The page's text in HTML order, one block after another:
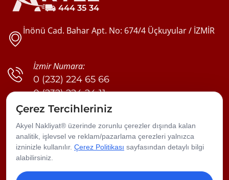
İnönü Cad. Bahar Apt. No: 674/4 Üçkuyular / İZMİR
İzmir Numara:
0 (232) 224 65 66
0 (232) 224 24 11
0 (555) 635 19 30
0 (555) 635 19 35
İstanbul Numara:
0 (212) 282 01 04
Çerez Tercihleriniz
Akyel Nakliyat® üzerinde zorunlu çerezler dışında kalan
analitik, işlevsel ve reklam/pazarlama çerezleri yalnızca
izninizle kullanılır. Çerez Politikası sayfasından detaylı bilgi
alabilirsiniz.